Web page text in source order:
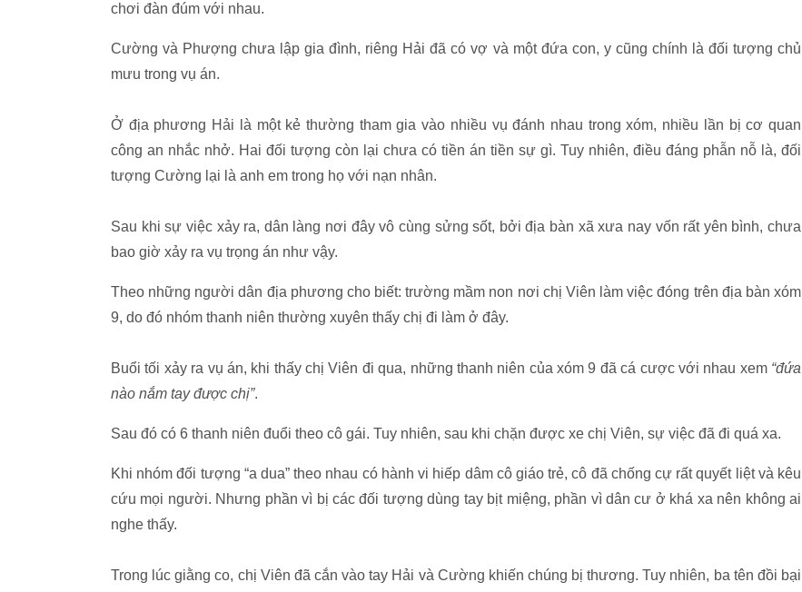
chơi đàn đúm với nhau.
Cường và Phượng chưa lập gia đình, riêng Hải đã có vợ và một đứa con, y cũng chính là đối tượng chủ
mưu trong vụ án.
Ở địa phương Hải là một kẻ thường tham gia vào nhiều vụ đánh nhau trong xóm, nhiều lần bị cơ quan
công an nhắc nhở. Hai đối tượng còn lại chưa có tiền án tiền sự gì. Tuy nhiên, điều đáng phẫn nỗ là, đối
tượng Cường lại là anh em trong họ với nạn nhân.
Sau khi sự việc xảy ra, dân làng nơi đây vô cùng sửng sốt, bởi địa bàn xã xưa nay vốn rất yên bình, chưa
bao giờ xảy ra vụ trọng án như vậy.
Theo những người dân địa phương cho biết: trường mầm non nơi chị Viên làm việc đóng trên địa bàn xóm
9, do đó nhóm thanh niên thường xuyên thấy chị đi làm ở đây.
Buổi tối xảy ra vụ án, khi thấy chị Viên đi qua, những thanh niên của xóm 9 đã cá cược với nhau xem “đứa
nào nắm tay được chị”.
Sau đó có 6 thanh niên đuổi theo cô gái. Tuy nhiên, sau khi chặn được xe chị Viên, sự việc đã đi quá xa.
Khi nhóm đối tượng “a dua” theo nhau có hành vi hiếp dâm cô giáo trẻ, cô đã chống cự rất quyết liệt và kêu
cứu mọi người. Nhưng phần vì bị các đối tượng dùng tay bịt miệng, phần vì dân cư ở khá xa nên không ai
nghe thấy.
Trong lúc giằng co, chị Viên đã cắn vào tay Hải và Cường khiến chúng bị thương. Tuy nhiên, ba tên đồi bại